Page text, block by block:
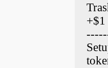
+$1